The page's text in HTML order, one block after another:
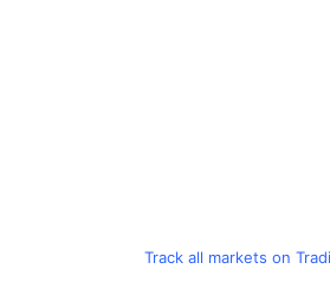
Track all markets on